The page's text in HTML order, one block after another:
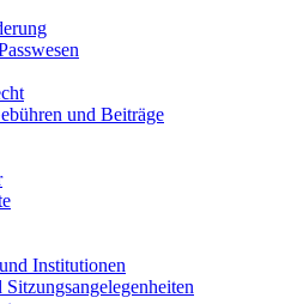
und Beiträge
Institutionen